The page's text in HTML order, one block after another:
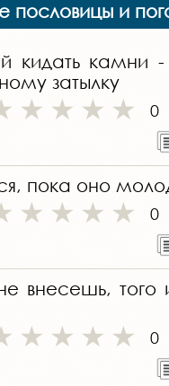
пословицы и
кидать камни -
затылку
0
пока оно
0
внесешь, того
0